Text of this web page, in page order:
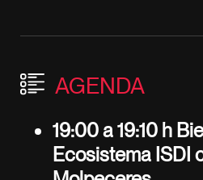
AGENDA
19:00 a 19:10 h
Ecosistema ISDI